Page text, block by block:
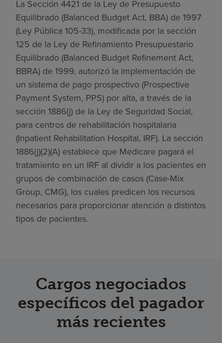
La Sección 4421 de la Ley de Presupuesto
Equilibrado (Balanced Budget Act, BBA) de 1997
(Ley Pública 105-33), modificada por la sección
125 de la Ley de Refinamiento Presupuestario
Equilibrado (Balanced Budget Refinement Act,
BBRA) de 1999, autorizó la implementación de
un sistema de pago prospectivo (Prospective
Payment System, PPS) por alta, a través de la
sección 1886(j) de la Ley de Seguridad Social,
para centros de rehabilitación hospitalaria
(Inpatient Rehabilitation Hospital, IRF). La sección
1886(j)(2)(A) establece que Medicare pagará el
tratamiento en un IRF al dividir a los pacientes en
grupos de combinación de casos (Case-Mix
Group, CMG), los cuales predicen los recursos
necesarios para proporcionar atención a distintos
tipos de pacientes.
Cargos negociados
específicos del pagador
más recientes